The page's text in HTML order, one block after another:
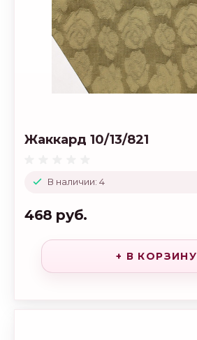
В наличии: 4
Жаккард 10/13/821
468 руб.
+ В КОРЗИНУ